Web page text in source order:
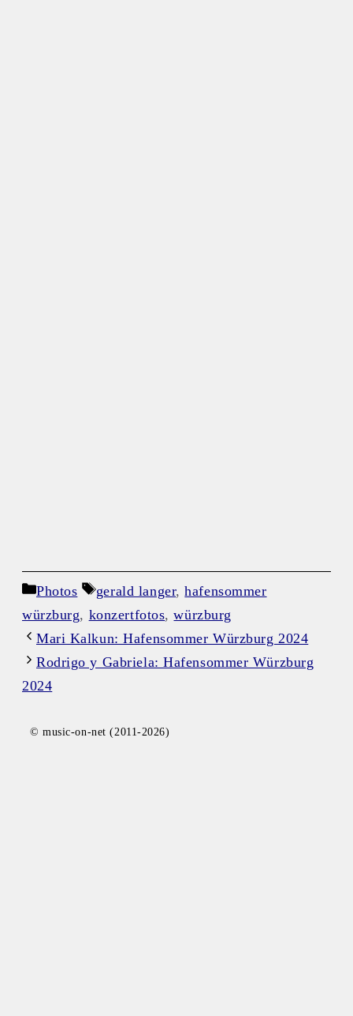
Kategorien
Photos Schlagwörter
gerald langer,hafensommer
würzburg, konzertfotos,würzburg
Mari Kalkun: Hafensommer Würzburg 2024
Rodrigo y Gabriela: Hafensommer Würzburg
2024
© music-on-net (2011-2026)